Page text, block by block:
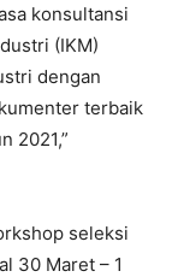
konsultansi
(IKM)
dengan
terbaik
2021,”
seleksi
30 Maret – 1